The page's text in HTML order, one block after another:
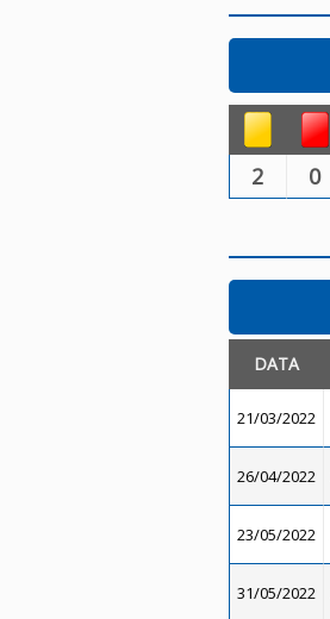
2 0
DATA
21/03/2022
26/04/2022
23/05/2022
31/05/2022